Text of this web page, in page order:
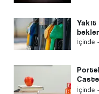
İçinde
İçinde